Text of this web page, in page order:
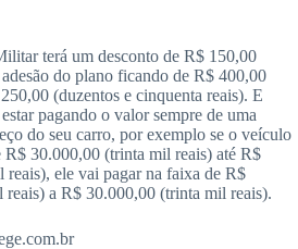
terá um desconto de R$ 150,00
do plano ficando de R$ 400,00
(duzentos e cinquenta reais). E
pagando o valor sempre de uma
do seu carro, por exemplo se o veículo
30.000,00 (trinta mil reais) até R$
ele vai pagar na faixa de R$
a R$ 30.000,00 (trinta mil reais).